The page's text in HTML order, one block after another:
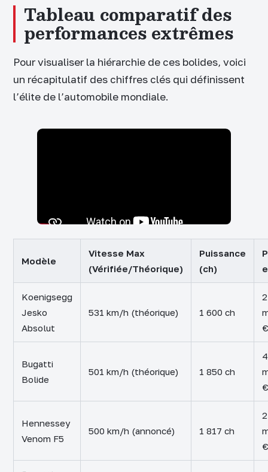
Tableau comparatif des
performances extrêmes
Pour visualiser la hiérarchie de ces bolides, voici
un récapitulatif des chiffres clés qui définissent
l’élite de l’automobile mondiale.
Modèle
Vitesse Max
(Vérifiée/Théorique)
Puissance
(ch)
Koenigsegg
Jesko
Absolut
531 km/h (théorique) 1 600 ch
€
Bugatti
Bolide
501 km/h (théorique) 1 850 ch
4
€
Hennessey
Venom F5
500 km/h (annoncé) 1 817 ch
€